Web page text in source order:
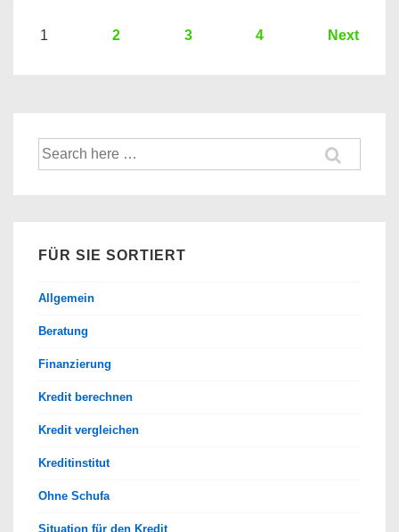
Hier
Banken
Seitennummerierung
1 2 3 4 Next
Suche
nach:
FÜR SIE SORTIERT
Allgemein
Beratung
Finanzierung
Kredit berechnen
Kredit vergleichen
Kreditinstitut
Ohne Schufa
Situation für den Kredit